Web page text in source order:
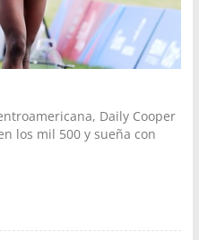
Daily Cooper
los mil 500 y sueña con